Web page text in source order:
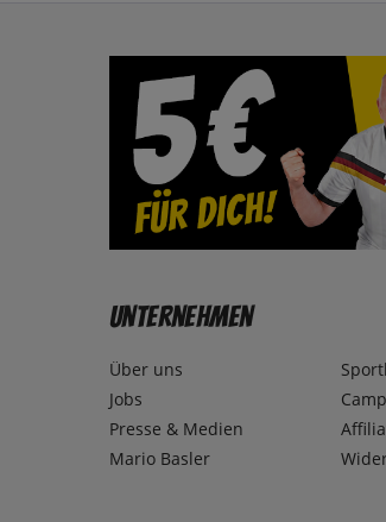
Unternehmen
Über uns
Jobs
Presse & Medien
Mario Basler